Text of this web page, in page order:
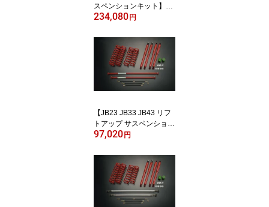
スペンションキット】ジ
ムニー シエラ JB74 2イ
S PRO セット】モーター
ファーム FSSPROJB74
234,080 円
【JB23 JB33 JB43 リフ
トアップ サスペンション
キット】ジムニー JB23 J
チ アップ【ST セット】
モーターファーム FSTJB
97,020 円